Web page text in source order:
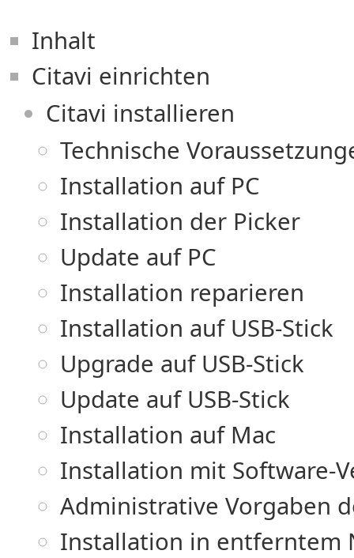
Inhalt
Citavi einrichten
Citavi installieren
Technische
Installation auf PC
Installation der Picker
Update auf PC
Installation reparieren
Installation auf USB-Stick
Upgrade auf USB-Stick
Update auf USB-Stick
Installation auf Mac
Installation mit Software-
Administrative Vorgaben
Installation in entferntem